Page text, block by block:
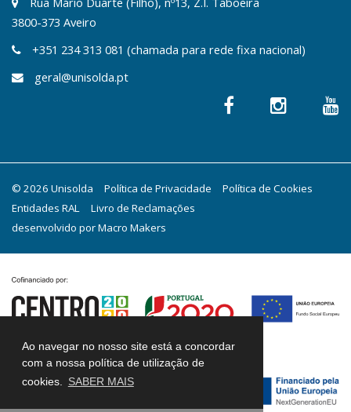
Ao navegar no nosso site está a concordar
com a nossa política de utilização de
cookies.
SABER MAIS
3800-373 Aveiro
+351 234 313 081 (chamada para rede fixa nacional)
geral@unisolda.pt
© 2026 Unisolda Política de Privacidade
Política de Cookies
Entidades RAL
Livro de Reclamações
desenvolvido porMacro Makers